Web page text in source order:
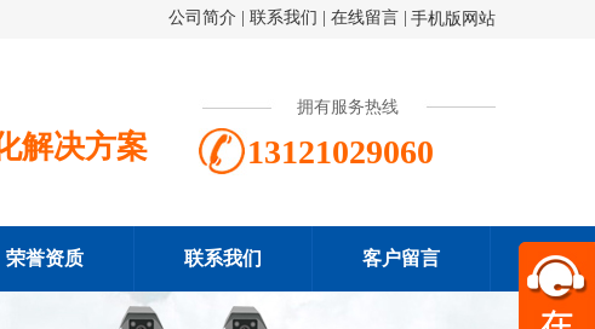
手机版网站
公司简介 联系我们 在线留言
解决方案
拥有服务热线
13121029060
荣誉资质 联系我们 客户留言